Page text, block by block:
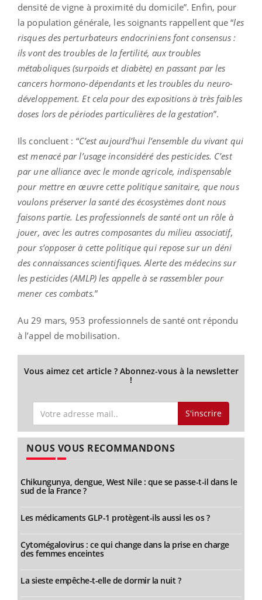
densité de vigne à proximité du domicile”. Enfin, pour
la population générale, les soignants rappellent que “les
risques des perturbateurs endocriniens font consensus :
ils vont des troubles de la fertilité, aux troubles
métaboliques (surpoids et diabète) en passant par les
cancers hormono-dépendants et les troubles du neuro-
développement. Et cela pour des expositions à très faibles
doses lors de périodes particulières de la gestation”.
Ils concluent : “C’est aujourd’hui l’ensemble du vivant qui
est menacé par l’usage inconsidéré des pesticides. C’est
par une alliance avec le monde agricole, indispensable
pour mettre en œuvre cette politique sanitaire, que nous
voulons préserver la santé des écosystèmes dont nous
faisons partie. Les professionnels de santé ont un rôle à
jouer, avec les autres composantes du milieu associatif,
pour s’opposer à cette politique qui repose sur un déni
des connaissances scientifiques. Alerte des médecins sur
les pesticides (AMLP) les appelle à se rassembler pour
mener ces combats.”
Au 29 mars, 953 professionnels de santé ont répondu
à l’appel de mobilisation.
Vous aimez cet article ? Abonnez-vous à la newsletter
!
S'inscrire
NOUS VOUS RECOMMANDONS
Chikungunya, dengue, West Nile : que se passe-t-il dans le
sud de la France ?
Les médicaments GLP-1 protègent-ils aussi les os ?
Cytomégalovirus : ce qui change dans la prise en charge
des femmes enceintes
La sieste empêche-t-elle de dormir la nuit ?